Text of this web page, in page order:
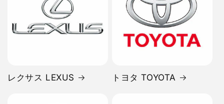
レクサス LEXUS トヨタ TOYOTA